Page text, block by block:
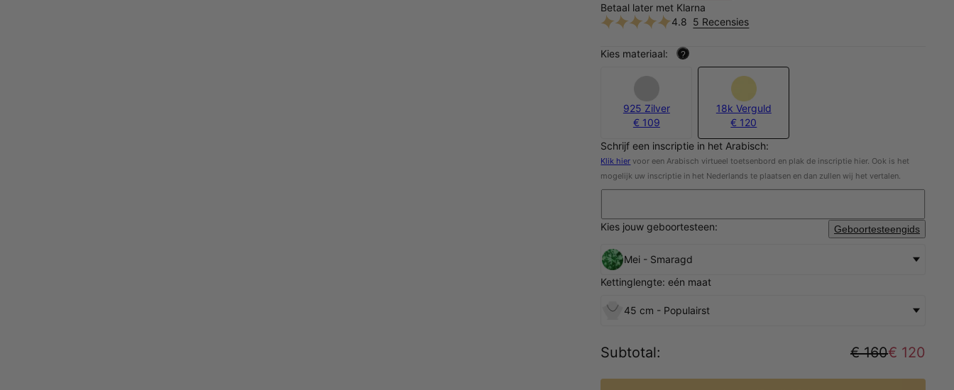
Betaal later met Klarna
4.8 5 Recensies
Kies materiaal: ?
925 Zilver
€ 109
18k Verguld
€ 120
Schrijf een inscriptie in het Arabisch:
Klik hier voor een Arabisch virtueel toetsenbord en plak de inscriptie hier. Ook is het
mogelijk uw inscriptie in het Nederlands te plaatsen en dan zullen wij het vertalen.
Kies jouw geboortesteen: Geboortesteengids
Mei - Smaragd
Kettinglengte: eén maat
45 cm - Populairst
Subtotal: € 160€ 120